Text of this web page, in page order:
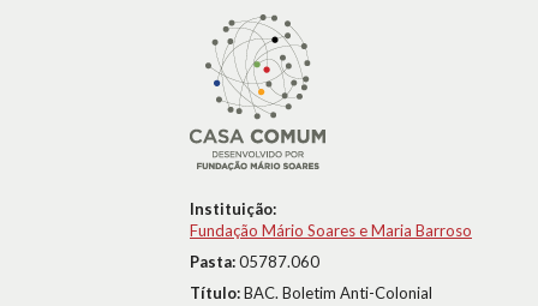
Instituição:
Fundação Mário Soares e Maria Barroso
Pasta:05787.060
Título:BAC. Boletim Anti-Colonial